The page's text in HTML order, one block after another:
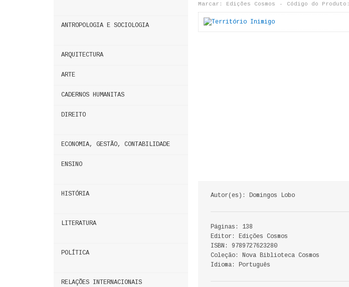
ANTROPOLOGIA E SOCIOLOGIA
ARQUITECTURA
ARTE
CADERNOS HUMANITAS
DIREITO
ECONOMIA, GESTÃO, CONTABILIDADE
ENSINO
HISTÓRIA
LITERATURA
POLÍTICA
RELAÇÕES INTERNACIONAIS
Marcar:
Edições Cosmos Código do Produto:
Autor(es): Domingos Lobo
Páginas: 138
Editor: Edições Cosmos
ISBN: 9789727623280
Coleção: Nova Biblioteca Cosmos
Idioma: Português